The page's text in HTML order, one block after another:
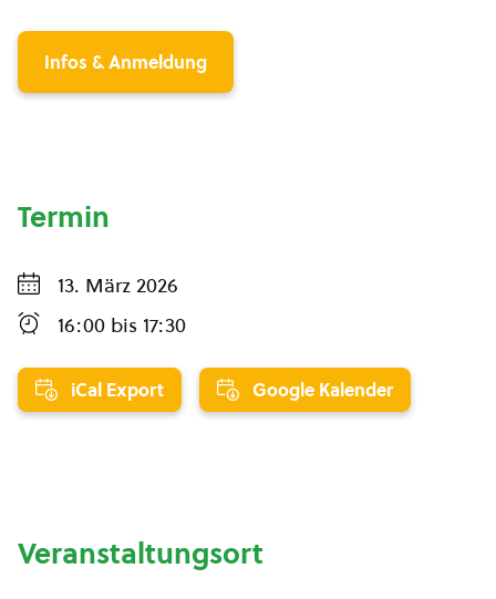
Infos & Anmeldung
Termin
13. März 2026
16:00 bis 17:30
iCal Export Google Kalender
Veranstaltungsort